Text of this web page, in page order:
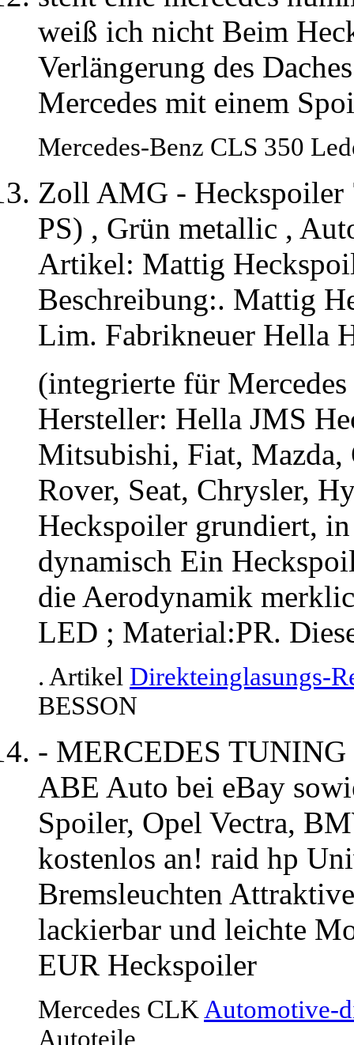
weiß ich nicht Beim
Verlängerung des
Mercedes mit einem
Mercedes-Benz CLS 350
Zoll AMG - Heckspoiler
PS) , Grün metallic ,
Artikel: Mattig
Beschreibung:. Mattig
Lim. Fabrikneuer Hella
(integrierte für
Hersteller: Hella JMS
Mitsubishi, Fiat, Mazda,
Rover, Seat, Chrysler,
Heckspoiler grundiert,
dynamisch Ein
die Aerodynamik
LED ; Material:PR.
. Artikel Direkteinglasungs-
BESSON
- MERCEDES
ABE Auto bei eBay
Spoiler, Opel Vectra,
kostenlos an! raid hp
Bremsleuchten
lackierbar und leichte
EUR Heckspoiler
Mercedes CLK Automotive-
Autoteile